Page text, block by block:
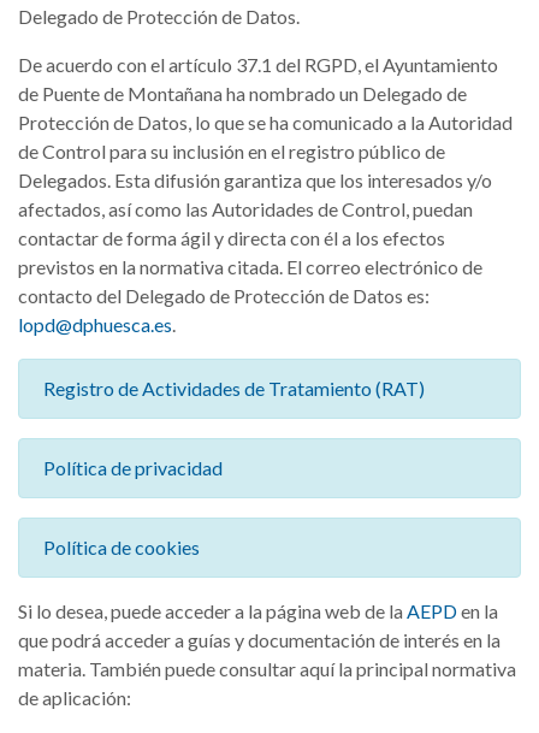
Delegado de Protección de Datos.
De acuerdo con el artículo 37.1 del RGPD, el Ayuntamiento
de Puente de Montañana ha nombrado un Delegado de
Protección de Datos, lo que se ha comunicado a la Autoridad
de Control para su inclusión en el registro público de
Delegados. Esta difusión garantiza que los interesados y/o
afectados, así como las Autoridades de Control, puedan
contactar de forma ágil y directa con él a los efectos
previstos en la normativa citada. El correo electrónico de
contacto del Delegado de Protección de Datos es:
lopd@dphuesca.es.
Registro de Actividades de Tratamiento (RAT)
Política de privacidad
Política de cookies
Si lo desea, puede acceder a la página web de la AEPDen la
que podrá acceder a guías y documentación de interés en la
materia. También puede consultar aquí la principal normativa
de aplicación: